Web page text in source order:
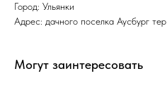
Город: Ульянки
Адрес: дачного поселка Аусбург тер
Могут заинтересовать